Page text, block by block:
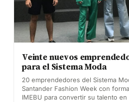
Veinte nuevos
para el Sistema Moda
20 emprendedores del Sistema
Santander Fashion Week con
IMEBU para convertir su talento